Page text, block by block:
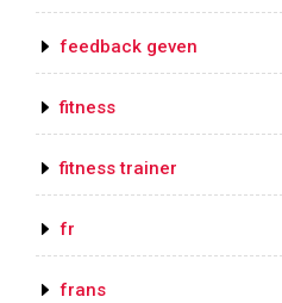
feedback geven
fitness
fitness trainer
fr
frans